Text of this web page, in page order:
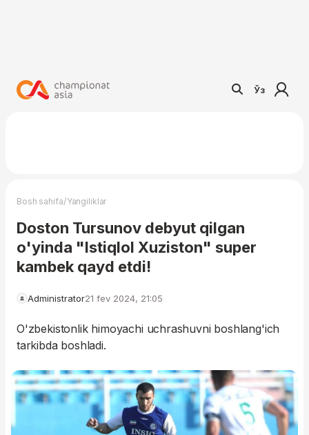
Ўз
Bosh sahifa/Yangiliklar
Doston Tursunov debyut qilgan
o'yinda "Istiqlol Xuziston" super
kambek qayd etdi!
Administrator21 fev 2024, 21:05
O'zbekistonlik himoyachi uchrashuvni boshlang'ich
tarkibda boshladi.